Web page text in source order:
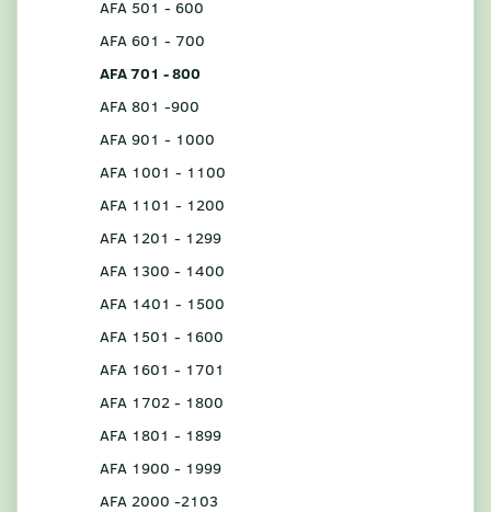
AFA 501 - 600
AFA 601 - 700
AFA 701 - 800
AFA 801 -900
AFA 901 - 1000
AFA 1001 - 1100
AFA 1101 - 1200
AFA 1201 - 1299
AFA 1300 - 1400
AFA 1401 - 1500
AFA 1501 - 1600
AFA 1601 - 1701
AFA 1702 - 1800
AFA 1801 - 1899
AFA 1900 - 1999
AFA 2000 -2103